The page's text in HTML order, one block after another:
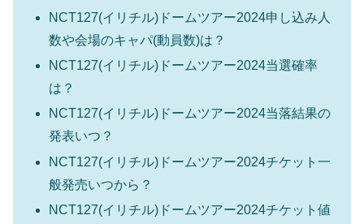
NCT127(イリチル)ドームツアー2024申し込み人
数や会場のキャパ(動員数)は？
NCT127(イリチル)ドームツアー2024当選確率
は？
NCT127(イリチル)ドームツアー2024当落結果の
発表いつ？
NCT127(イリチル)ドームツアー2024チケット一
般発売いつから？
NCT127(イリチル)ドームツアー2024チケット値